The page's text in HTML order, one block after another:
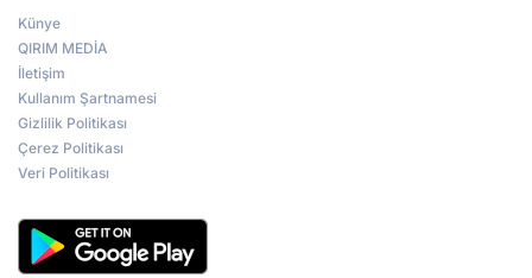
Künye
QIRIM MEDİA
İletişim
Kullanım Şartnamesi
Gizlilik Politikası
Çerez Politikası
Veri Politikası